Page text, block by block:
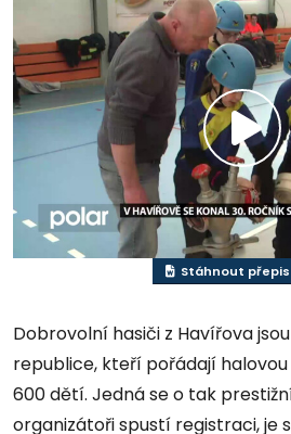
Stáhnout přepis
Dobrovolní hasiči z Havířova
republice, kteří pořádají
600 dětí. Jedná se o tak
organizátoři spustí registraci, je